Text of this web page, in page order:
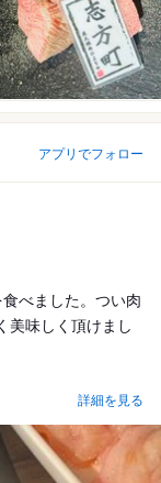
アプリでフォロー
べました。つい肉
美味しく頂けまし
詳細を見る